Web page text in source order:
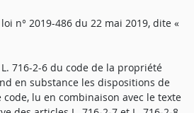
n° 2019-486 du 22 mai 2019, dite «
716-2-6 du code de la propriété
en substance les dispositions de
code, lu en combinaison avec le texte